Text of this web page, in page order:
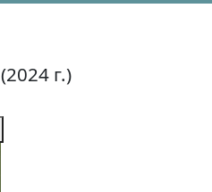
(2024 г.)